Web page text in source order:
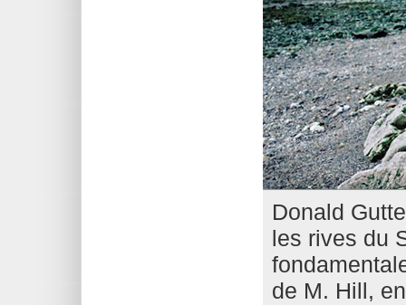
Donald
les rives du
de M. Hill,